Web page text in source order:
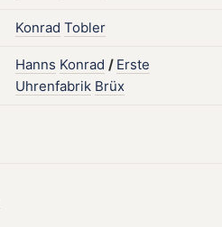
Konrad Tobler
Hanns Konrad / Erste
Uhrenfabrik Brüx